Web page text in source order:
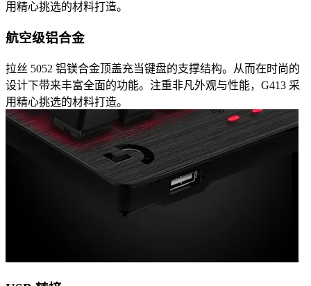
用精心挑选的材料打造。
航空级铝合金
拉丝 5052 铝镁合金顶盖充当键盘的支撑结构。从而在时尚的
设计下带来丰富全面的功能。注重非凡外观与性能，G413 采
用精心挑选的材料打造。